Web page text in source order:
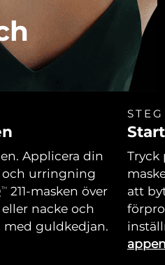
Applicera din
och urringning
TM
211-masken över
nacke och
med guldkedjan.
Tryck
att